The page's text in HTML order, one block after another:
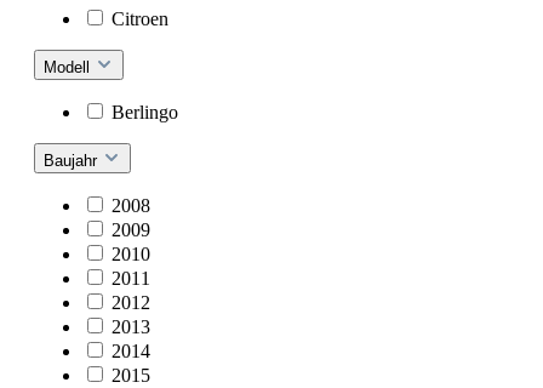
Citroen
Modell
Berlingo
Baujahr
2008
2009
2010
2011
2012
2013
2014
2015